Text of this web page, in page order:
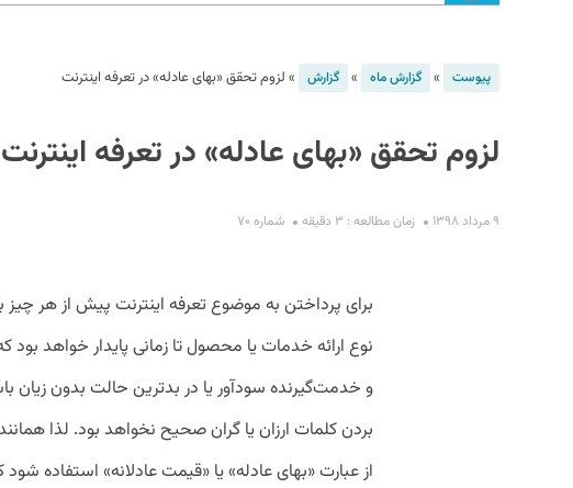
پیوست » گزارش ماه » گزارش » لزوم تحقق «بهای عادله» در تعرفه اینترنت
لزوم تحقق «بهای عادله» در تعرفه اینترنت
۹ مرداد ۱۳۹۸ زمان مطالعه : ۳ دقیقه شماره ۷۰
برای پرداختن به موضوع تعرفه‌ اینترنت پیش از هر
نوع ارائه‌ خدمات یا محصول تا زمانی پایدار خواهد
و خدمت‌گیرنده سودآور یا در بدترین حالت بدون زیان
بردن کلمات ارزان یا گران صحیح نخواهد بود. لذا
از عبارت «بهای عادله» یا «قیمت عادلانه» استفاده